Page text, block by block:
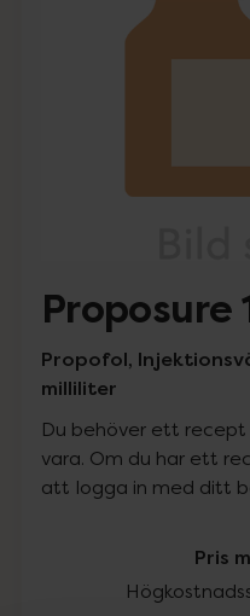
Proposure
Propofol,
milliliter
Du behöver ett
vara. Om du har ett
att logga in med ditt
Pris